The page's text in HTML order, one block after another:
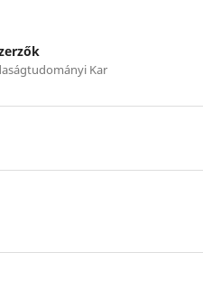
Kar